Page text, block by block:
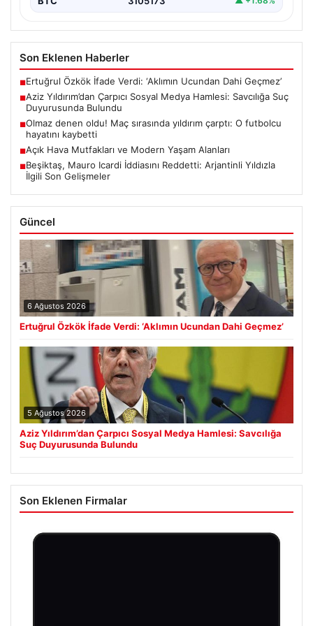
Son Eklenen Haberler
■Ertuğrul Özkök İfade Verdi: ‘Aklımın Ucundan Dahi Geçmez’
■Aziz Yıldırım’dan Çarpıcı Sosyal Medya Hamlesi: Savcılığa Suç
Duyurusunda Bulundu
■Olmaz denen oldu! Maç sırasında yıldırım çarptı: O futbolcu
hayatını kaybetti
■Açık Hava Mutfakları ve Modern Yaşam Alanları
■Beşiktaş, Mauro Icardi İddiasını Reddetti: Arjantinli Yıldızla
İlgili Son Gelişmeler
Güncel
6 Ağustos 2026
Ertuğrul Özkök İfade Verdi: ‘Aklımın Ucundan Dahi Geçmez’
5 Ağustos 2026
Aziz Yıldırım’dan Çarpıcı Sosyal Medya Hamlesi: Savcılığa
Suç Duyurusunda Bulundu
Son Eklenen Firmalar